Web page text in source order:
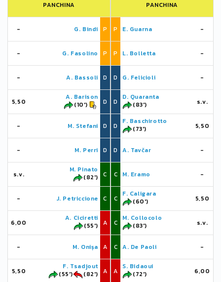
PANCHINA
- G. Bindi P
- G. Fasolino P
- A. Bassoli D
5,50
A. Barison
(10')
D
- M. Stefani D
- M. Perri D
s.v.
M. Pinato
(82')
C
- J. Petriccione C
6,00
A. Ciciretti
(55')
A
- M. Onișa A
5,50
F. Tsadjout
(55')
(82') A
PANCHINA
P E. Guarna -
P L. Bolletta -
D G. Felicioli -
D
D. Quaranta
(83')
s.v.
D
F. Baschirotto
(73')
5,50
D A. Tavčar -
C M. Eramo -
C
F. Caligara
(60')
5,50
C
M. Collocolo
(83')
s.v.
C A. De Paoli -
A
S. Bidaoui
(72')
6,00